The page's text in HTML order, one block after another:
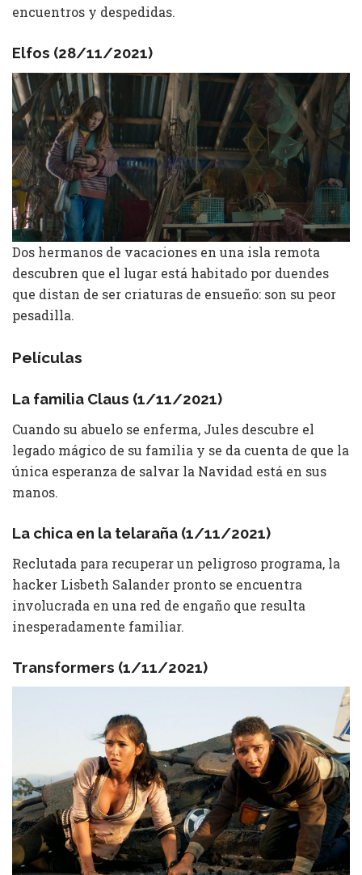
encuentros y despedidas.
Elfos (28/11/2021)
Dos hermanos de vacaciones en una isla remota
descubren que el lugar está habitado por duendes
que distan de ser criaturas de ensueño: son su peor
pesadilla.
Películas
La familia Claus (1/11/2021)
Cuando su abuelo se enferma, Jules descubre el
legado mágico de su familia y se da cuenta de que la
única esperanza de salvar la Navidad está en sus
manos.
La chica en la telaraña (1/11/2021)
Reclutada para recuperar un peligroso programa, la
hacker Lisbeth Salander pronto se encuentra
involucrada en una red de engaño que resulta
inesperadamente familiar.
Transformers (1/11/2021)